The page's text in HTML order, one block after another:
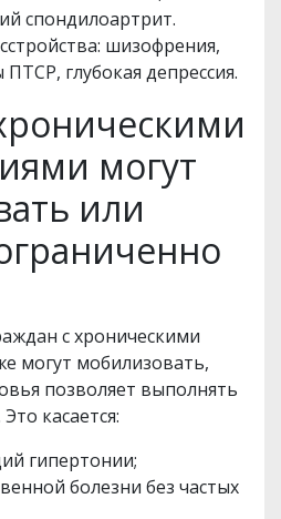
спондилоартрит.
шизофрения,
глубокая депрессия.
могут
или
с хроническими
могут мобилизовать,
позволяет выполнять
касается:
гипертонии;
болезни без частых